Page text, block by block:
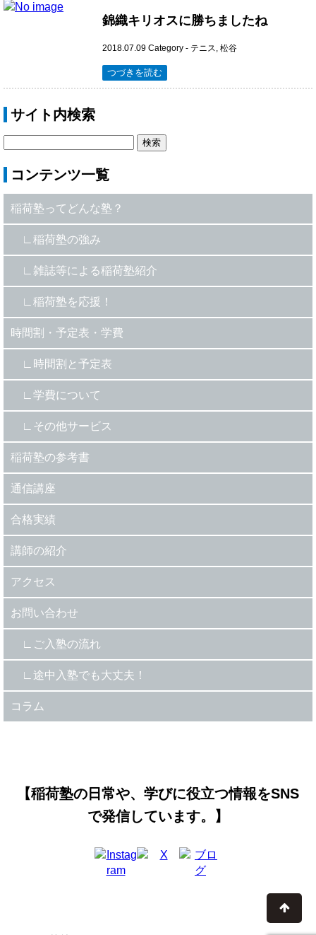
錦織キリオスに勝ちましたね
2018.07.09 Category - テニス, 松谷
つづきを読む
サイト内検索
コンテンツ一覧
稲荷塾ってどんな塾？
稲荷塾の強み
雑誌等による稲荷塾紹介
稲荷塾を応援！
時間割・予定表・学費
時間割と予定表
学費について
その他サービス
稲荷塾の参考書
通信講座
合格実績
講師の紹介
アクセス
お問い合わせ
ご入塾の流れ
途中入塾でも大丈夫！
コラム
【稲荷塾の日常や、学びに役立つ情報をSNS
で発信しています。】